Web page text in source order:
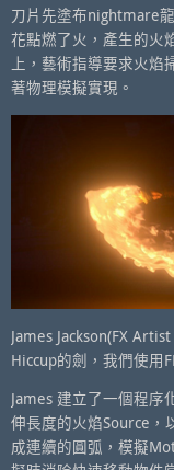
刀片先塗布nightmare
花點燃了火，產生的火
上，藝術指導要求火
著物理模擬實現。
James Jackson(FX
Hiccup的劍，我們使用
James 建立了一個程序
伸長度的火焰Source
成連續的圓弧，模擬